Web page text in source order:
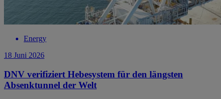
Energy
18 Juni 2026
DNV verifiziert Hebesystem für den längsten
Absenktunnel der Welt